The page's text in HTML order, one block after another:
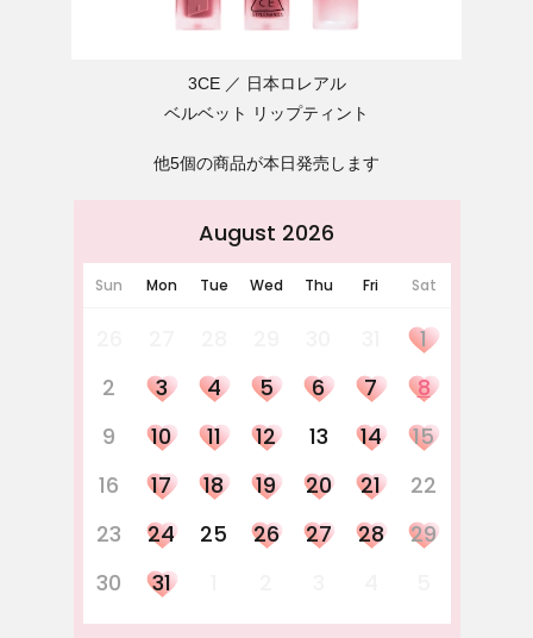
3CE
日本ロレアル
ベルベット リップティント
他5個の商品が本日発売します
August 2026
Sun Mon Tue Wed Thu Fri Sat
1
2
3 4 5 6 7
8
9
10 11 12 13 14
15
16
17 18 19 20 21
22
23
24 25 26 27 28
29
30
31